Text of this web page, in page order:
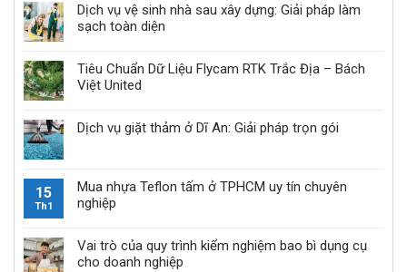
Dịch vụ vệ sinh nhà sau xây dựng: Giải pháp làm
sạch toàn diện
Tiêu Chuẩn Dữ Liệu Flycam RTK Trắc Địa – Bách
Việt United
Dịch vụ giặt thảm ở Dĩ An: Giải pháp trọn gói
15
Th1
Mua nhựa Teflon tấm ở TPHCM uy tín chuyên
nghiệp
Vai trò của quy trình kiểm nghiệm bao bì dụng cụ
cho doanh nghiệp